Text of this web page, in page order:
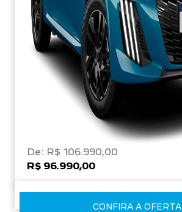
De: R$ 106.990,00
R$ 96.990,00
CONFIRA A OFERTA